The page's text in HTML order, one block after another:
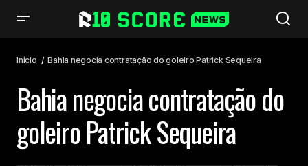
Início Bahia negocia contratação do goleiro Patrick Sequeira
Bahia negocia contratação do
goleiro Patrick Sequeira